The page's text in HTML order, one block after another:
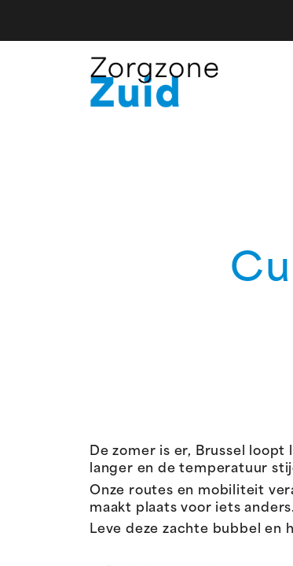
De zomer is er, Brussel
langer en de temperatuur
Onze routes en mobiliteit
maakt plaats voor iets anders.
Leve deze zachte bubbel en